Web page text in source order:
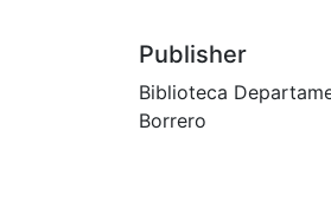
Publisher
Biblioteca
Borrero